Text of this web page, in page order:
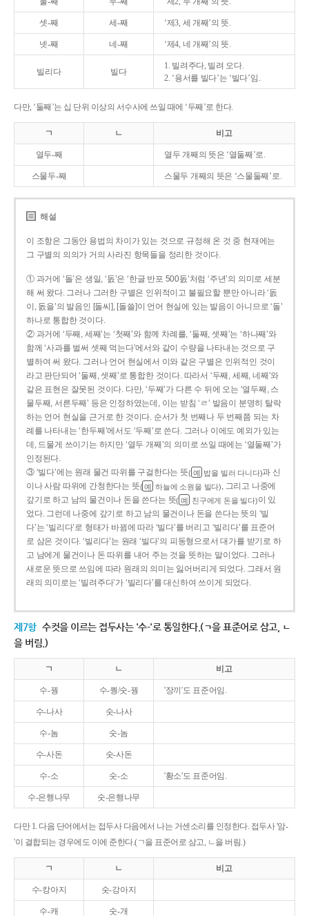
셋-째 세-째 ‘제3, 세 개째’의 뜻.
넷-째 네-째 ‘제4, 네 개째’의 뜻.
빌리다 빌다
1. 빌려주다, 빌려 오다.
2. ‘용서를 빌다’는 ‘빌다’임.
다만, ‘둘째’는 십 단위 이상의 서수사에 쓰일 때에 ‘두째’로 한다.
ㄱ ㄴ 비고
열두-째 열두 개째의 뜻은 ‘열둘째’로.
스물두-째 스물두 개째의 뜻은 ‘스물둘째’로.
해설
이 조항은 그동안 용법의 차이가 있는 것으로 규정해 온 것 중 현재에는
그 구별의 의의가 거의 사라진 항목들을 정리한 것이다.
① 과거에 ‘돌’은 생일, ‘돐’은 ‘한글 반포 500돐’처럼 ‘주년’의 의미로 세분
해 써 왔다. 그러나 그러한 구별은 인위적이고 불필요할 뿐만 아니라 ‘돐
이, 돐을’의 발음인 [돌씨], [돌쓸]이 언어 현실에 있는 발음이 아니므로 ‘돌’
하나로 통합한 것이다.
② 과거에 ‘두째, 세째’는 ‘첫째’와 함께 차례를, ‘둘째, 셋째’는 ‘하나째’와
함께 ‘사과를 벌써 셋째 먹는다’에서와 같이 수량을 나타내는 것으로 구
별하여 써 왔다. 그러나 언어 현실에서 이와 같은 구별은 인위적인 것이
라고 판단되어 ‘둘째, 셋째’로 통합한 것이다. 따라서 ‘두째, 세째, 네째’와
같은 표현은 잘못된 것이다. 다만, ‘두째’가 다른 수 뒤에 오는 ‘열두째, 스
물두째, 서른두째’ 등은 인정하였는데, 이는 받침 ‘ㄹ’ 발음이 분명히 탈락
하는 언어 현실을 근거로 한 것이다. 순서가 첫 번째나 두 번째쯤 되는 차
례를 나타내는 ‘한두째’에서도 ‘두째’로 쓴다. 그러나 이에도 예외가 있는
데, 드물게 쓰이기는 하지만 ‘열두 개째’의 의미로 쓰일 때에는 ‘열둘째’가
인정된다.
③ ‘빌다’에는 원래 물건 따위를 구걸한다는 뜻( 예 밥을 빌러 다니다)과 신
이나 사람 따위에 간청한다는 뜻( 예 하늘에 소원을 빌다), 그리고 나중에
갚기로 하고 남의 물건이나 돈을 쓴다는 뜻( 예 친구에게 돈을 빌다)이 있
었다. 그런데 나중에 갚기로 하고 남의 물건이나 돈을 쓴다는 뜻의 ‘빌
다’는 ‘빌리다’로 형태가 바뀜에 따라 ‘빌다’를 버리고 ‘빌리다’를 표준어
로 삼은 것이다. ‘빌리다’는 원래 ‘빌다’의 피동형으로서 대가를 받기로 하
고 남에게 물건이나 돈 따위를 내어 주는 것을 뜻하는 말이었다. 그러나
새로운 뜻으로 쓰임에 따라 원래의 의미는 잃어버리게 되었다. 그래서 원
래의 의미로는 ‘빌려주다’가 ‘빌리다’를 대신하여 쓰이게 되었다.
제7항 수컷을 이르는 접두사는 '수-'로 통일한다.(ㄱ을 표준어로 삼고, ㄴ
을 버림.)
ㄱ ㄴ 비고
수-꿩 수-퀑/숫-꿩 '장끼'도 표준어임.
수-나사 숫-나사
수-놈 숫-놈
수-사돈 숫-사돈
수-소 숫-소 '황소'도 표준어임.
수-은행나무 숫-은행나무
다만 1. 다음 단어에서는 접두사 다음에서 나는 거센소리를 인정한다. 접두사 '암-
'이 결합되는 경우에도 이에 준한다.(ㄱ을 표준어로 삼고, ㄴ을 버림.)
ㄱ ㄴ 비고
수-캉아지 숫-강아지
수-캐 숫-개